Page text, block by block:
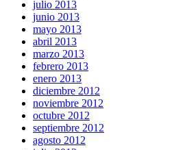
julio 2013
junio 2013
mayo 2013
abril 2013
marzo 2013
febrero 2013
enero 2013
diciembre 2012
noviembre 2012
octubre 2012
septiembre 2012
agosto 2012